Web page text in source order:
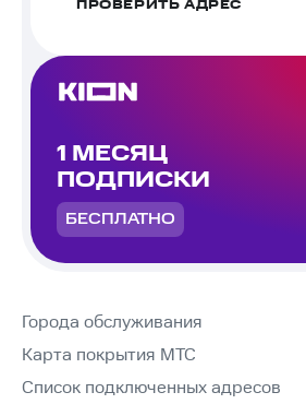
ПРОВЕРИТЬ АДРЕС
1 МЕСЯЦ
ПОДПИСКИ
БЕСПЛАТНО
Города обслуживания
Карта покрытия МТС
Список подключенных адресов